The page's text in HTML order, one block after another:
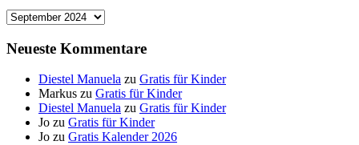
Archiv
Neueste Kommentare
Diestel Manuela zu Gratis für Kinder
Markus zu Gratis für Kinder
Diestel Manuela zu Gratis für Kinder
Jo zu Gratis für Kinder
Jo zu Gratis Kalender 2026